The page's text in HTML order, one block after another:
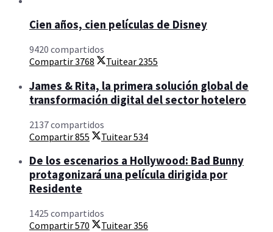
Cien años, cien películas de Disney
9420 compartidos
Compartir3768 Tuitear 2355
James & Rita, la primera solución global de
transformación digital del sector hotelero
2137 compartidos
Compartir855 Tuitear534
De los escenarios a Hollywood: Bad Bunny
protagonizará una película dirigida por
Residente
1425 compartidos
Compartir570 Tuitear356